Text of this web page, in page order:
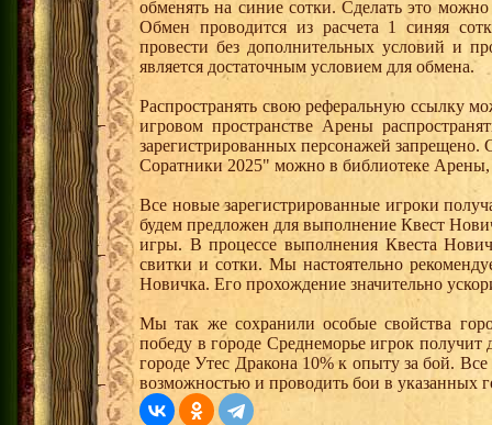
обменять на синие сотки. Сделать это
Обмен проводится из расчета 1 синяя
провести без дополнительных условий и
является достаточным условием для обмена.
Распространять свою реферальную ссылку
игровом пространстве Арены
зарегистрированных персонажей
Соратники 2025" можно в библиотеке Арены,
Все новые зарегистрированные игроки
будем предложен для выполнение Квест
игры. В процессе выполнения Квеста
свитки и сотки. Мы настоятельно
Новичка. Его прохождение значительно
Мы так же сохранили особые свойства
победу в городе Среднеморье игрок
городе Утес Дракона 10% к опыту за бой.
возможностью и проводить бои в указанных